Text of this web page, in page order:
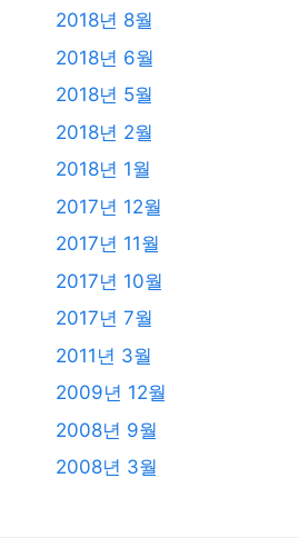
2018년 8월
2018년 6월
2018년 5월
2018년 2월
2018년 1월
2017년 12월
2017년 11월
2017년 10월
2017년 7월
2011년 3월
2009년 12월
2008년 9월
2008년 3월